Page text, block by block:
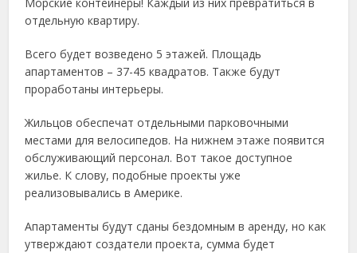
отдельную квартиру.
Всего будет возведено 5 этажей. Площадь
апартаментов – 37-45 квадратов. Также будут
проработаны интерьеры.
Жильцов обеспечат отдельными парковочными
местами для велосипедов. На нижнем этаже появится
обслуживающий персонал. Вот такое доступное
жилье. К слову, подобные проекты уже
реализовывались в Америке.
Апартаменты будут сданы бездомным в аренду, но как
утверждают создатели проекта, сумма будет